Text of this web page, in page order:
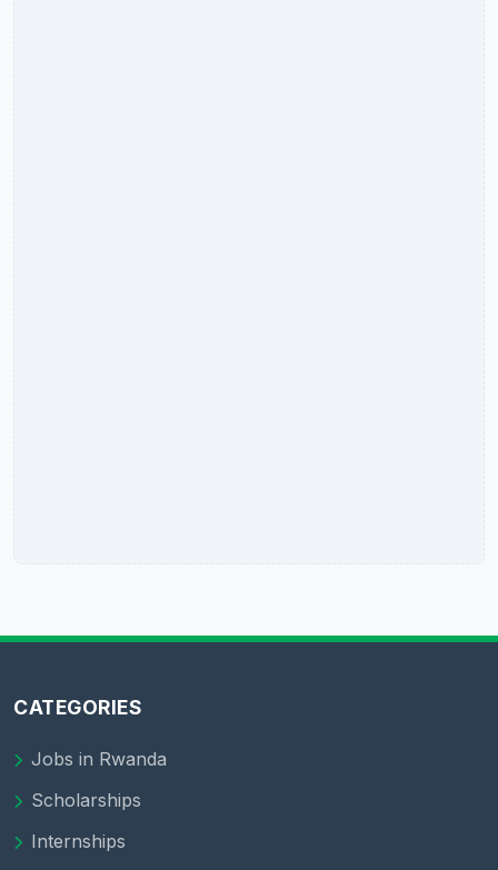
CATEGORIES
Jobs in Rwanda
Scholarships
Internships